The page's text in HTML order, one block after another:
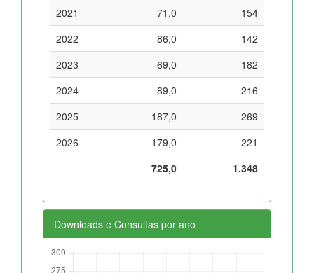
2021
71,0
154
2022
86,0
142
2023
69,0
182
2024
89,0
216
2025
187,0
269
2026
179,0
221
725,0
1.348
Downloads e Consultas por ano